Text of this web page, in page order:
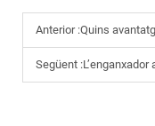
Anterior :Quins avantatges fan que
Següent :L’enganxador